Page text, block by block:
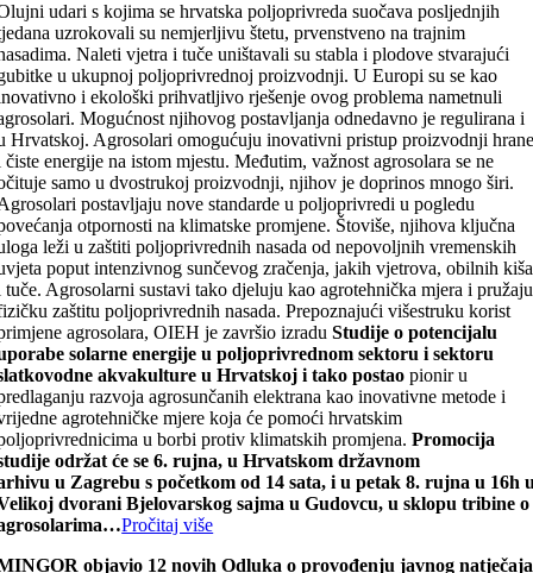
udari s kojima se hrvatska poljoprivreda suočava posljednjih
uzrokovali su nemjerljivu štetu, prvenstveno na trajnim
Naleti vjetra i tuče uništavali su stabla i plodove stvarajući
u ukupnoj poljoprivrednoj proizvodnji. U Europi su se kao
i ekološki prihvatljivo rješenje ovog problema nametnuli
Mogućnost njihovog postavljanja odnedavno je regulirana i
Hrvatskoj. Agrosolari omogućuju inovativni pristup proizvodnji
čiste energije na istom mjestu. Međutim, važnost agrosolara se ne
samo u dvostrukoj proizvodnji, njihov je doprinos mnogo širi.
postavljaju nove standarde u poljoprivredi u pogledu
otpornosti na klimatske promjene. Štoviše, njihova ključna
leži u zaštiti poljoprivrednih nasada od nepovoljnih vremenskih
poput intenzivnog sunčevog zračenja, jakih vjetrova, obilnih kiša
tuče. Agrosolarni sustavi tako djeluju kao agrotehnička mjera i pružaju
zaštitu poljoprivrednih nasada. Prepoznajući višestruku korist
agrosolara, OIEH je završio izraduStudije o potencijalu
solarne energije u poljoprivrednom sektoru i sektoru
akvakulture u Hrvatskoj i tako postao pionir u
razvoja agrosunčanih elektrana kao inovativne metode i
agrotehničke mjere koja će pomoći hrvatskim
u borbi protiv klimatskih promjena.Promocija
održat će se 6. rujna, u Hrvatskom državnom
u Zagrebu s početkom od 14 sata, i u petak 8. rujna u 16h
dvorani Bjelovarskog sajma u Gudovcu, u sklopu tribine o
Pročitaj više
objavio 12 novih Odluka o provođenju javnog natječaja